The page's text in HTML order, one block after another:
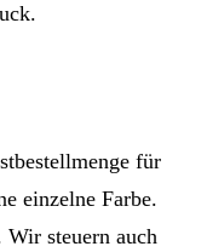
für
einzelne Farbe.
steuern auch